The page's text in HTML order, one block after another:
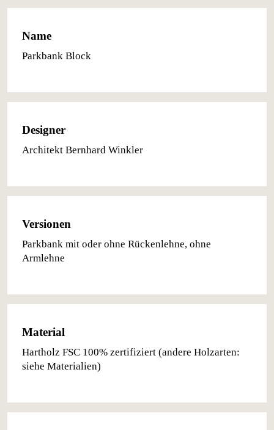
Name
Parkbank Block
Designer
Architekt Bernhard Winkler
Versionen
Parkbank mit oder ohne Rückenlehne, ohne
Armlehne
Material
Hartholz FSC 100% zertifiziert (andere Holzarten:
siehe Materialien)